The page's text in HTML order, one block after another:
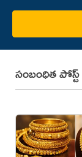
సంబంధిత పోస్ట్